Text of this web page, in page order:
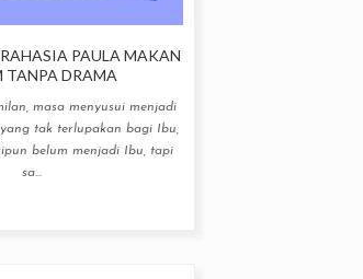
PAULA MAKAN
TANPA DRAMA
masa menyusui menjadi
tak terlupakan bagi Ibu,
belum menjadi Ibu, tapi
sa...